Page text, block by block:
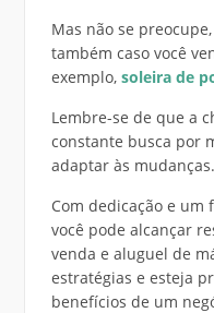
Mas não se
também caso você
exemplo, soleira de
Lembre-se de que a
constante busca por
adaptar às mudanças.
Com dedicação e um
você pode alcançar
venda e aluguel de
estratégias e esteja
benefícios de um